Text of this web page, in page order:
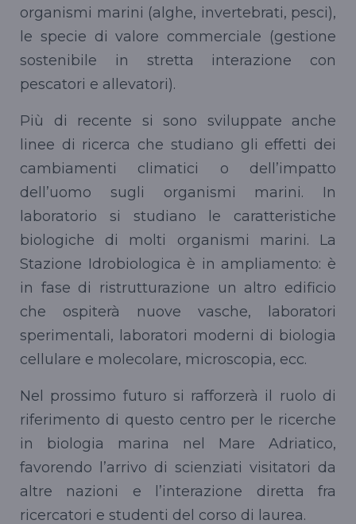
organismi marini (alghe, invertebrati, pesci),
le specie di valore commerciale (gestione
sostenibile in stretta interazione con
pescatori e allevatori).
Più di recente si sono sviluppate anche
linee di ricerca che studiano gli effetti dei
cambiamenti climatici o dell’impatto
dell’uomo sugli organismi marini. In
laboratorio si studiano le caratteristiche
biologiche di molti organismi marini. La
Stazione Idrobiologica è in ampliamento: è
in fase di ristrutturazione un altro edificio
che ospiterà nuove vasche, laboratori
sperimentali, laboratori moderni di biologia
cellulare e molecolare, microscopia, ecc.
Nel prossimo futuro si rafforzerà il ruolo di
riferimento di questo centro per le ricerche
in biologia marina nel Mare Adriatico,
favorendo l’arrivo di scienziati visitatori da
altre nazioni e l’interazione diretta fra
ricercatori e studenti del corso di laurea.